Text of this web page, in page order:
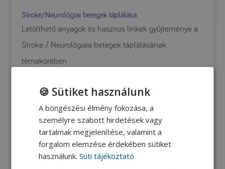
Stroke/Neurológiai betegek táplálása
Letölthető anyagok és hasznos linkek gyűjteménye a
Stroke / Neurológiaia betegek táplálásának
témakörében
Intenzív terápiáról összeállított letölthető anyagok és
hasznos linkek gyűjteménye.
🍪 Sütiket használunk
A böngészési élmény fokozása, a
személyre szabott hirdetések vagy
tartalmak megjelenítése, valamint a
forgalom elemzése érdekében sütiket
használunk. Süti tájékoztató